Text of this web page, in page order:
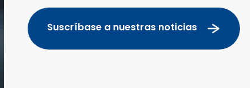
Suscríbase a nuestras noticias